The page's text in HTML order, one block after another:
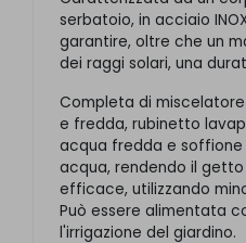
serbatoio, in acciaio
garantire, oltre che un
dei raggi solari, una
Completa di
e fredda, rubinetto
acqua fredda e
acqua, rendendo il
efficace, utilizzando
Può essere alimentata
l'irrigazione del giardino.